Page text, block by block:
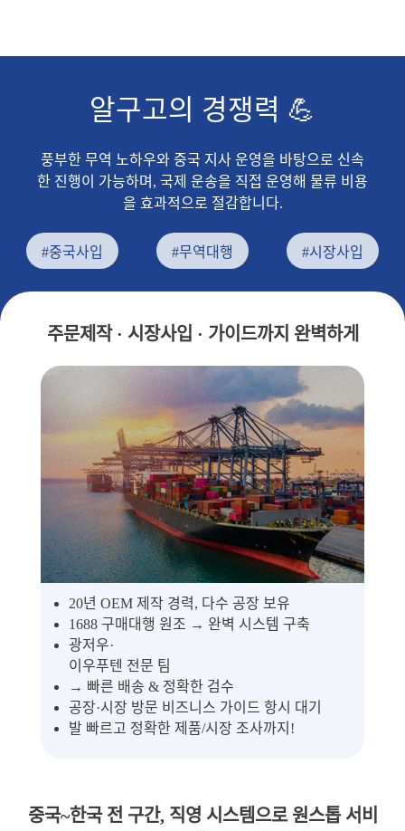
알구고의 경쟁력 💪
풍부한 무역 노하우와 중국 지사 운영을 바탕으로 신속
한 진행이 가능하며, 국제 운송을 직접 운영해 물류 비용
을 효과적으로 절감합니다.
#중국사입 #무역대행 #시장사입
주문제작 · 시장사입 · 가이드까지 완벽하게
20년 OEM 제작 경력, 다수 공장 보유
1688 구매대행 원조 → 완벽 시스템 구축
광저우·
이우푸텐 전문 팀
→ 빠른 배송 & 정확한 검수
공장·시장 방문 비즈니스 가이드 항시 대기
발 빠르고 정확한 제품/시장 조사까지!
중국~한국 전 구간, 직영 시스템으로 원스톱 서비